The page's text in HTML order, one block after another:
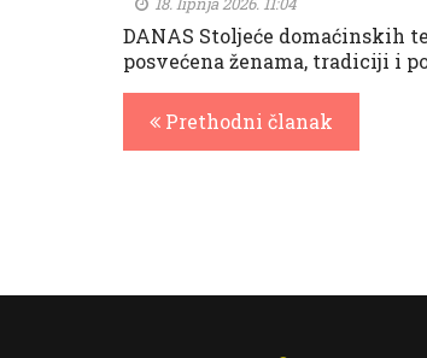
DANAS Stoljeće domaćinskih
posvećena ženama, tradiciji i
Prethodni članak